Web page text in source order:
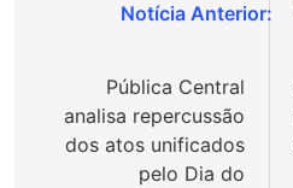
Navegação
Post
Pública Central
analisa repercussão
dos atos unificados
pelo Dia do